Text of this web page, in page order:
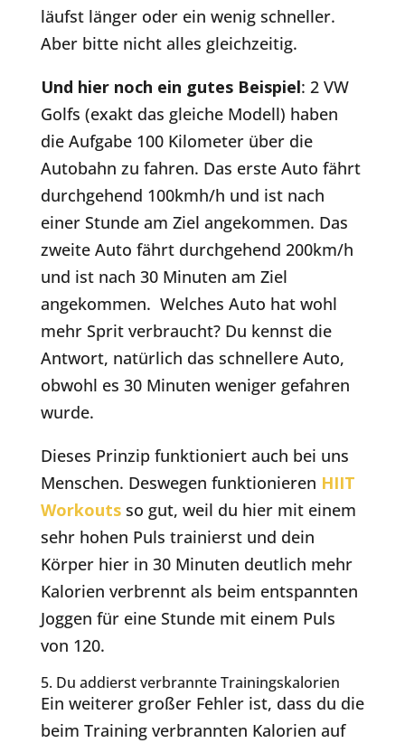
läufst länger oder ein wenig schneller.
Aber bitte nicht alles gleichzeitig.
Und hier noch ein gutes Beispiel: 2 VW
Golfs (exakt das gleiche Modell) haben
die Aufgabe 100 Kilometer über die
Autobahn zu fahren. Das erste Auto fährt
durchgehend 100kmh/h und ist nach
einer Stunde am Ziel angekommen. Das
zweite Auto fährt durchgehend 200km/h
und ist nach 30 Minuten am Ziel
angekommen. Welches Auto hat wohl
mehr Sprit verbraucht? Du kennst die
Antwort, natürlich das schnellere Auto,
obwohl es 30 Minuten weniger gefahren
wurde.
Dieses Prinzip funktioniert auch bei uns
Menschen. Deswegen funktionieren HIIT
Workoutsso gut, weil du hier mit einem
sehr hohen Puls trainierst und dein
Körper hier in 30 Minuten deutlich mehr
Kalorien verbrennt als beim entspannten
Joggen für eine Stunde mit einem Puls
von 120.
5. Du addierst verbrannte Trainingskalorien
Ein weiterer großer Fehler ist, dass du die
beim Training verbrannten Kalorien auf